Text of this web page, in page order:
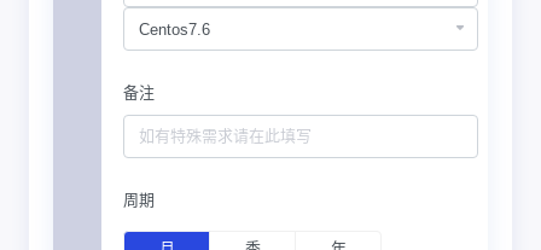
备注
周期